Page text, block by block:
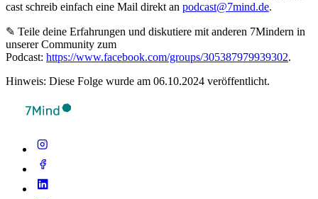
cast schreib ein­fach eine Mail direkt an podcast@7mind.de.
✎ Teile deine Erfahrungen und diskutiere mit anderen 7Mindern in
unserer Community zum
Podcast: https://www.facebook.com/groups/305387979939302.
Hinweis: Diese Folge wurde am 06.10.2024 veröffentlicht.